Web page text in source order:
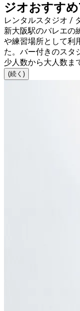
ジオおすす
レンタルスタジオ /
新大阪駅のバレエの
や練習場所として利
た。バー付きのスタ
少人数から大人数ま
(続く)